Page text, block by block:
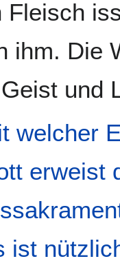
Fleisch
ihm. Die
und
welcher
erweist
ist